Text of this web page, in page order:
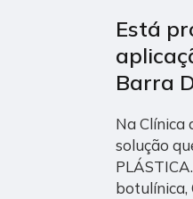
Está
Barra
Na Clínica
solução
botulínica,